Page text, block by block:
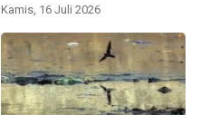
Kamis, 16 Juli 2026